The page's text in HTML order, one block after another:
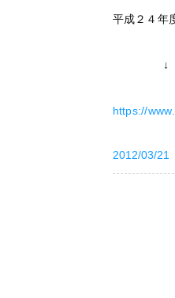
平成２４年
↓
https://
2012/03/21